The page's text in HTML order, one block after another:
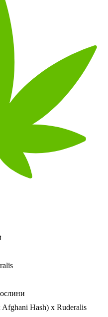
Hash) x Ruderalis